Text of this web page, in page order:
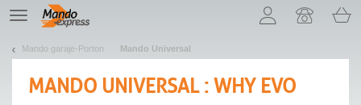
TE
navigation
Mando garaje-Porton Mando Universal
MANDO UNIVERSAL : WHY EVO
¡Permítenos presentarte nuestras cookies!